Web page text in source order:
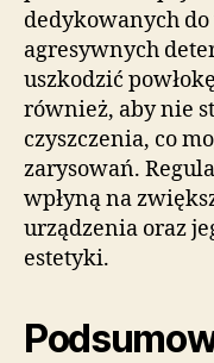
dedykowanych
agresywnych
uszkodzić
również, aby nie
czyszczenia, co
zarysowań.
wpłyną na
urządzenia oraz
estetyki.